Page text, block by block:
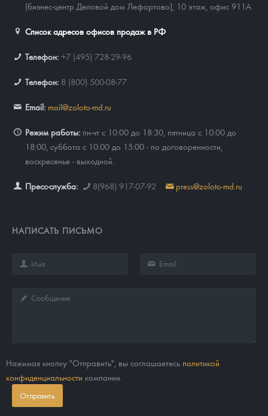
(бизнес-центр Деловой дом Лефортово), 10 этаж, офис 911А
Список адресов офисов продаж в РФ
Телефон: +7 (495) 728-29-96
Телефон: 8 (800) 500-08-77
Email: mail@zoloto-md.ru
Режим работы: пн-чт с 10:00 до 18:30, пятница с 10:00 до
18:00, суббота с 10:00 до 15:00 - по договоренности,
воскресенье - выходной.
Пресс-служба: 8(968) 917-07-92 press@zoloto-md.ru
НАПИСАТЬ ПИСЬМО
Нажимая кнопку "Отправить", вы соглашаетесь политикой
конфиденциальности компании.
Отправить